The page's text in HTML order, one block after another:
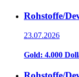
Rohstoffe/
23.07.2026
Gold: 4.000